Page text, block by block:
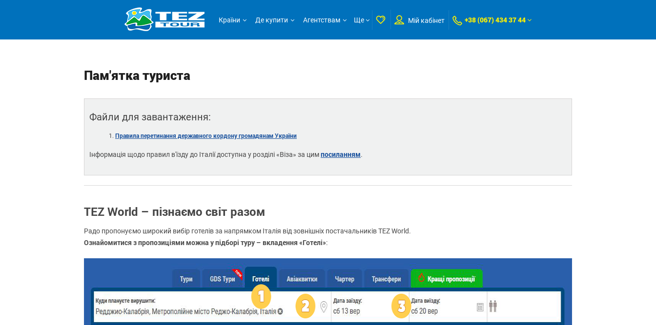
Країни Де купити Агентствам Ще Мій кабінет +38 (067) 434 37 44
Пам'ятка туриста
Файли для завантаження:
Правила перетинання державного кордону громадянам України
Інформація щодо правил в'їзду до Італії доступна у розділі «Віза» за цимпосиланням.
TEZ World – пізнаємо світ разом
Радо пропонуємо широкий вибір готелів за напрямком Італія від зовнішніх постачальників TEZ World.
Ознайомитися з пропозиціями можна у підборі туру – вкладення «Готелі»: